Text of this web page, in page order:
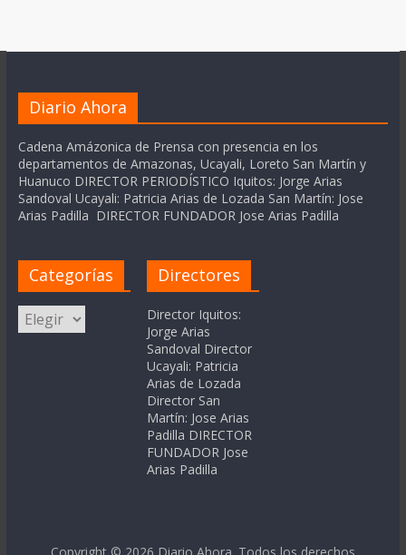
Diario Ahora
Cadena Amázonica de Prensa con presencia en los
departamentos de Amazonas, Ucayali, Loreto San Martín y
Huanuco DIRECTOR PERIODÍSTICO Iquitos: Jorge Arias
Sandoval Ucayali: Patricia Arias de Lozada San Martín: Jose
Arias Padilla DIRECTOR FUNDADOR Jose Arias Padilla
Categorías
Categorías
Directores
Director Iquitos:
Jorge Arias
Sandoval Director
Ucayali: Patricia
Arias de Lozada
Director San
Martín: Jose Arias
Padilla DIRECTOR
FUNDADOR Jose
Arias Padilla